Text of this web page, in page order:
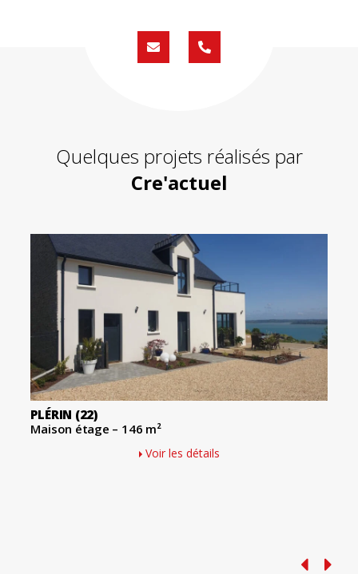
Formulaire
de
02
59
Quelques projets réalisés par
Cre'actuel
PLÉRIN (22)
Maison étage – 146 m²
Voir les détails